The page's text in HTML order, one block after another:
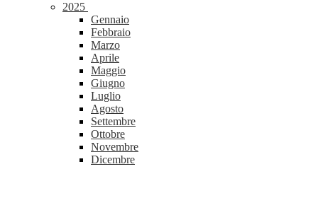
2025
Gennaio
Febbraio
Marzo
Aprile
Maggio
Giugno
Luglio
Agosto
Settembre
Ottobre
Novembre
Dicembre